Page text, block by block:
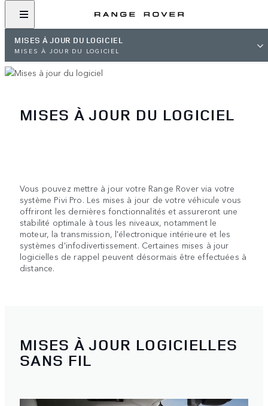
MISES À JOUR DU LOGICIEL
MISES À JOUR DU LOGICIEL
MISES À JOUR DU LOGICIEL
Vous pouvez mettre à jour votre Range Rover via votre
système Pivi Pro. Les mises à jour de votre véhicule vous
offriront les dernières fonctionnalités et assureront une
stabilité optimale à tous les niveaux, notamment le
moteur, la transmission, l'électronique intérieure et les
systèmes d'infodivertissement. Certaines mises à jour
logicielles de rappel peuvent désormais être effectuées à
distance.
MISES À JOUR LOGICIELLES
SANS FIL